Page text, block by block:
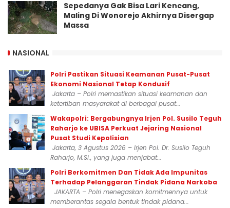
Sepedanya Gak Bisa Lari Kencang,
Maling Di Wonorejo Akhirnya Disergap
Massa
NASIONAL
Polri Pastikan Situasi Keamanan Pusat-Pusat
Ekonomi Nasional Tetap Kondusif
Jakarta – Polri memastikan situasi keamanan dan
ketertiban masyarakat di berbagai pusat...
Wakapolri: Bergabungnya Irjen Pol. Susilo Teguh
Raharjo ke UBISA Perkuat Jejaring Nasional
Pusat Studi Kepolisian
Jakarta, 3 Agustus 2026 – Irjen Pol. Dr. Susilo Teguh
Raharjo, M.Si., yang juga menjabat...
Polri Berkomitmen Dan Tidak Ada Impunitas
Terhadap Pelanggaran Tindak Pidana Narkoba
JAKARTA – Polri menegaskan komitmennya untuk
memberantas segala bentuk tindak pidana...